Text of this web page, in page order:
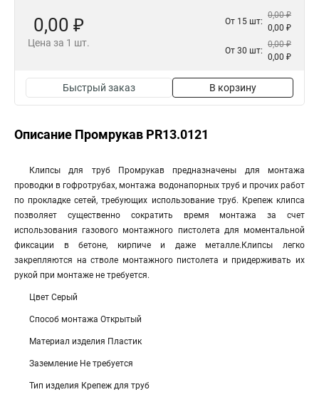
0,00 ₽
Цена за 1 шт.
От 15 шт:
0,00 ₽
0,00 ₽
От 30 шт:
0,00 ₽
0,00 ₽
Быстрый заказ В корзину
Описание Промрукав PR13.0121
Клипсы для труб Промрукав предназначены для монтажа
проводки в гофротрубах, монтажа водонапорных труб и прочих работ
по прокладке сетей, требующих использование труб. Крепеж клипса
позволяет существенно сократить время монтажа за счет
использования газового монтажного пистолета для моментальной
фиксации в бетоне, кирпиче и даже металле.Клипсы легко
закрепляются на стволе монтажного пистолета и придерживать их
рукой при монтаже не требуется.
Цвет Серый
Способ монтажа Открытый
Материал изделия Пластик
Заземление Не требуется
Тип изделия Крепеж для труб